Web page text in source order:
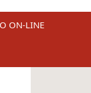
ON-LINE